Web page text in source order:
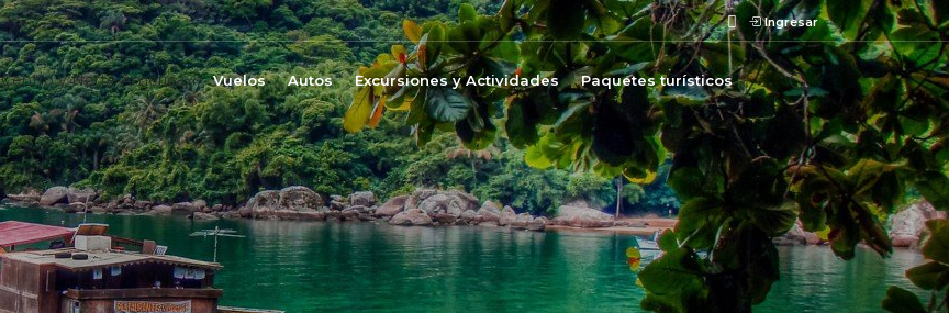
Ingresar
Centro y Norte América Vuelos Autos Excursiones y Actividades Paquetes turísticos